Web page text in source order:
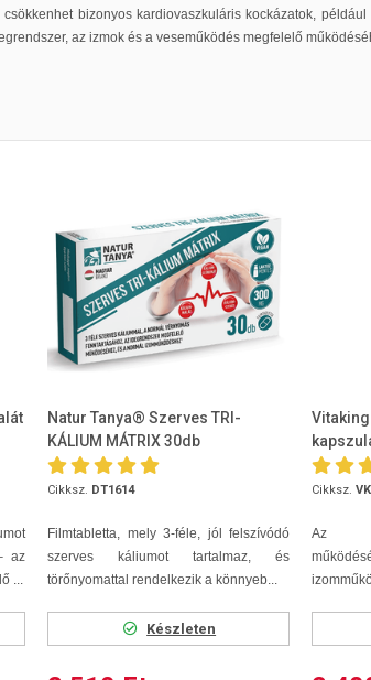
bizonyos kardiovaszkuláris kockázatok,
az izmok és a veseműködés megfelelő
az
...
Natur Tanya® Szerves TRI-
KÁLIUM MÁTRIX 30db
Cikksz. DT1614
Filmtabletta, mely 3-féle, jól felszívódó
szerves káliumot tartalmaz, és
törőnyomattal rendelkezik a könnyeb...
Készleten
Cikksz.
Az